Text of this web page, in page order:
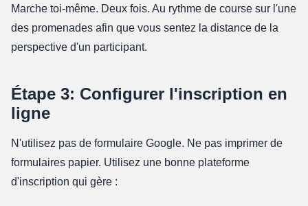
Marche toi-même. Deux fois. Au rythme de course sur l'une
des promenades afin que vous sentez la distance de la
perspective d'un participant.
Étape 3: Configurer l'inscription en
ligne
N'utilisez pas de formulaire Google. Ne pas imprimer de
formulaires papier. Utilisez une bonne plateforme
d'inscription qui gère :